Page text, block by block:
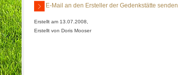
E-Mail an den Ersteller der Gedenkstätte senden
Erstellt am 13.07.2008,
Erstellt von Doris Mooser